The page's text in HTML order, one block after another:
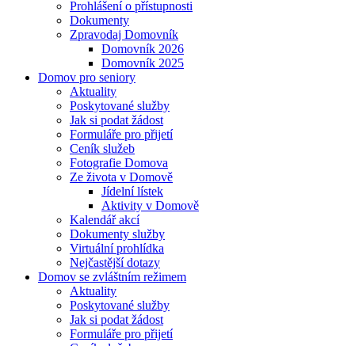
Prohlášení o přístupnosti
Dokumenty
Zpravodaj Domovník
Domovník 2026
Domovník 2025
Domov pro seniory
Aktuality
Poskytované služby
Jak si podat žádost
Formuláře pro přijetí
Ceník služeb
Fotografie Domova
Ze života v Domově
Jídelní lístek
Aktivity v Domově
Kalendář akcí
Dokumenty služby
Virtuální prohlídka
Nejčastější dotazy
Domov se zvláštním režimem
Aktuality
Poskytované služby
Jak si podat žádost
Formuláře pro přijetí